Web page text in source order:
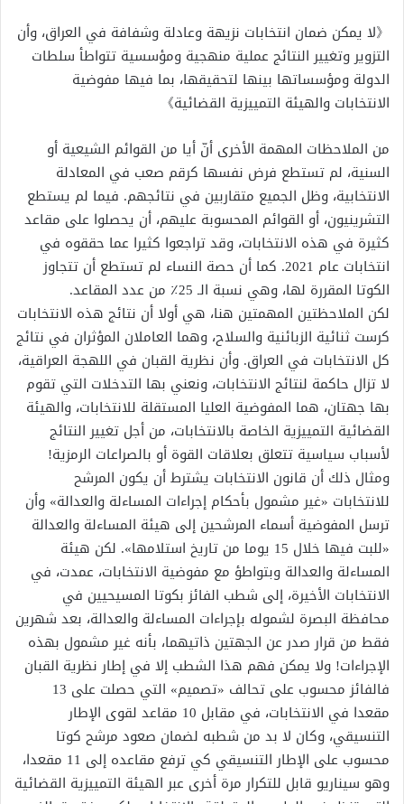
《لا يمكن ضمان انتخابات نزيهة وعادلة وشفافة في العراق، وأن
التزوير وتغيير النتائج عملية منهجية ومؤسسية تتواطأ سلطات
الدولة ومؤسساتها بينها لتحقيقها، بما فيها مفوضية
الانتخابات والهيئة التمييزية القضائية》
من الملاحظات المهمة الأخرى أنّ أيا من القوائم الشيعية أو
السنية، لم تستطع فرض نفسها كرقم صعب في المعادلة
الانتخابية، وظل الجميع متقاربين في نتائجهم. فيما لم يستطع
التشرينيون، أو القوائم المحسوبة عليهم، أن يحصلوا على مقاعد
كثيرة في هذه الانتخابات، وقد تراجعوا كثيرا عما حققوه في
انتخابات عام 2021. كما أن حصة النساء لم تستطع أن تتجاوز
الكوتا المقررة لها، وهي نسبة الـ 25٪ من عدد المقاعد.
لكن الملاحظتين المهمتين هنا، هي أولا أن نتائج هذه الانتخابات
كرست ثنائية الزبائنية والسلاح، وهما العاملان المؤثران في نتائج
كل الانتخابات في العراق. وأن نظرية القبان في اللهجة العراقية،
لا تزال حاكمة لنتائج الانتخابات، ونعني بها التدخلات التي تقوم
بها جهتان، هما المفوضية العليا المستقلة للانتخابات، والهيئة
القضائية التمييزية الخاصة بالانتخابات، من أجل تغيير النتائج
لأسباب سياسية تتعلق بعلاقات القوة أو بالصراعات الرمزية!
ومثال ذلك أن قانون الانتخابات يشترط أن يكون المرشح
للانتخابات «غير مشمول بأحكام إجراءات المساءلة والعدالة» وأن
ترسل المفوضية أسماء المرشحين إلى هيئة المساءلة والعدالة
«للبت فيها خلال 15 يوما من تاريخ استلامها». لكن هيئة
المساءلة والعدالة وبتواطؤ مع مفوضية الانتخابات، عمدت، في
الانتخابات الأخيرة، إلى شطب الفائز بكوتا المسيحيين في
محافظة البصرة لشموله بإجراءات المساءلة والعدالة، بعد شهرين
فقط من قرار صدر عن الجهتين ذاتيهما، بأنه غير مشمول بهذه
الإجراءات! ولا يمكن فهم هذا الشطب إلا في إطار نظرية القبان
فالفائز محسوب على تحالف «تصميم» التي حصلت على 13
مقعدا في الانتخابات، في مقابل 10 مقاعد لقوى الإطار
التنسيقي، وكان لا بد من شطبه لضمان صعود مرشح كوتا
محسوب على الإطار التنسيقي كي ترفع مقاعده إلى 11 مقعدا،
وهو سيناريو قابل للتكرار مرة أخرى عبر الهيئة التمييزية القضائية